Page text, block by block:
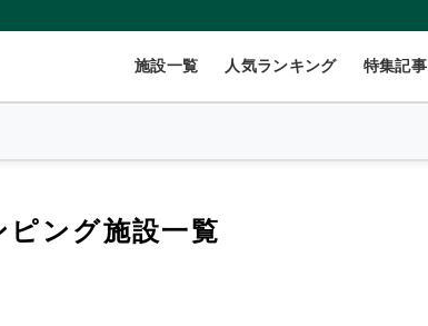
施設一覧 人気ランキング 特集記事
ング施設一覧